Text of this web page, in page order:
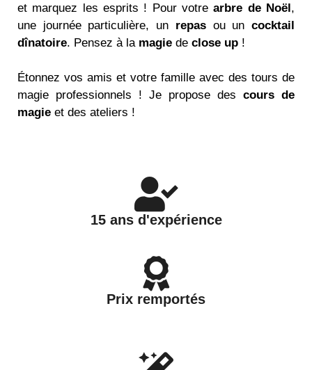
et marquez les esprits ! Pour votrearbre de Noël,
une journée particulière, un repasou uncocktail
dînatoire. Pensez à la magie de close up !
Étonnez vos amis et votre famille avec des tours de
magie professionnels ! Je propose des cours de
magie et des ateliers !
15 ans d'expérience
Prix remportés